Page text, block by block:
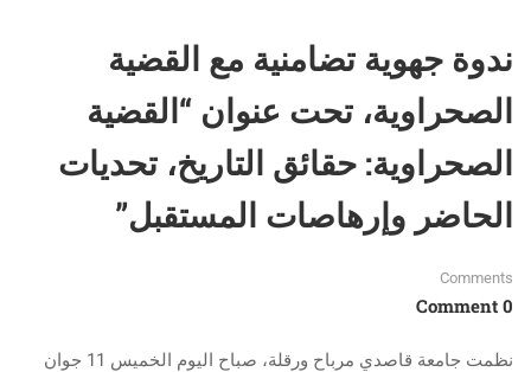
ندوة جهوية تضامنية مع القضية
الصحراوية، تحت عنوان “القضية
الصحراوية: حقائق التاريخ، تحديات
الحاضر وإرهاصات المستقبل”
Comments
0 Comment
نظمت جامعة قاصدي مرباح ورقلة، صباح اليوم الخميس 11 جوان